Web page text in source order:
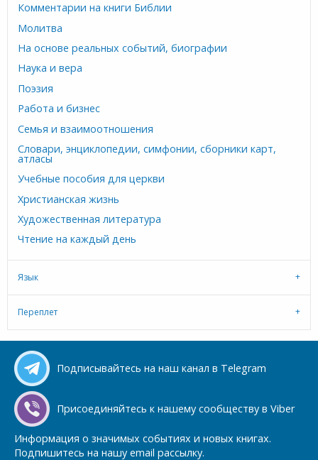
Комментарии на книги Библии
Молитва
На основе реальных событий, биографии
Наука и вера
Поэзия
Работа и бизнес
Семья и взаимоотношения
Словари, энциклопедии, симфонии, сборники карт,
атласы
Учебные пособия для церкви
Христианская жизнь
Художественная литература
Чтение на каждый день
Язык
Переплет
Подписывайтесь на наш канал в Telegram
Присоединяйтесь к нашему сообществу в Viber
Информация о значимых событиях и новых книгах.
Подпишитесь на нашу email рассылку.